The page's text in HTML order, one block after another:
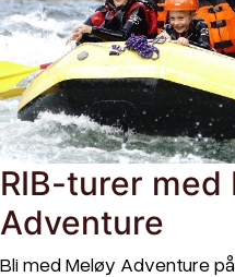
RIB-turer med
Adventure
Bli med Meløy Adventure